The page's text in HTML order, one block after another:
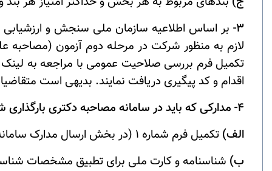
3- بر اساس اطلاعیه سازمان ملی سنجش و ارزشیابی نظام
تکمیل فرم بررسی صلاحیت عمومی با مراجعه به
اقدام و کد پیگیری دریافت نمایند. بدیهی است
4- مدارکی که باید در سامانه مصاحبه دکتری بارگذاری شوند:
الف) تکمیل فرم شماره 1 (در بخش ارسال مدارک سامانه مصاحبه دکتری، دانلود و بارگذاری کنید).
ب) شناسنامه و کارت ملی برای تطبیق مشخصات